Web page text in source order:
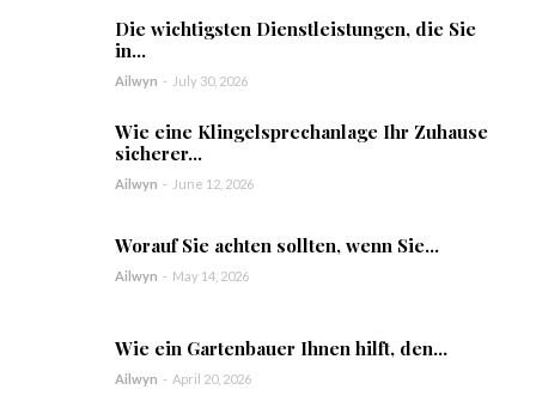
Die wichtigsten Dienstleistungen, die Sie
in...
Ailwyn - July 30, 2026
Wie eine Klingelsprechanlage Ihr Zuhause
sicherer...
Ailwyn - June 12, 2026
Worauf Sie achten sollten, wenn Sie...
Ailwyn - May 14, 2026
Wie ein Gartenbauer Ihnen hilft, den...
Ailwyn - April 20, 2026